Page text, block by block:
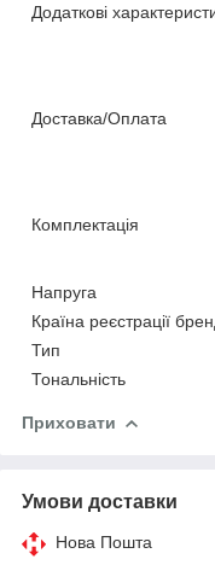
Додаткові
Доставка/Оплата
Комплектація
Напруга
Країна реєстрації
Тип
Тональність
Приховати
Умови доставки
Нова Пошта